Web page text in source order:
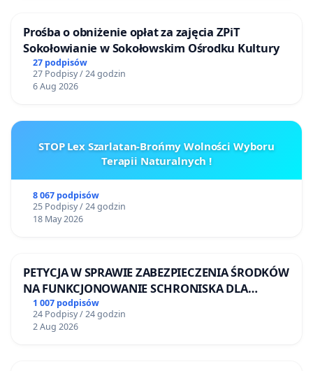
Prośba o obniżenie opłat za zajęcia ZPiT
Sokołowianie w Sokołowskim Ośrodku Kultury
27 podpisów
27 Podpisy / 24 godzin
6 Aug 2026
STOP Lex Szarlatan-Brońmy Wolności Wyboru
Terapii Naturalnych !
8 067 podpisów
25 Podpisy / 24 godzin
18 May 2026
PETYCJA W SPRAWIE ZABEZPIECZENIA ŚRODKÓW
NA FUNKCJONOWANIE SCHRONISKA DLA
BEZDOMNYCH ZWIERZĄT W SKARYSZEWIE
1 007 podpisów
24 Podpisy / 24 godzin
2 Aug 2026